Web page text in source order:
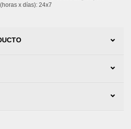
x días): 24x7